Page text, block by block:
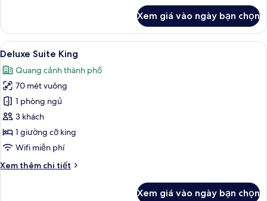
Premier
King
Room
Xem giá vào ngày bạn chọn
Xem
tất
cả
ảnh
Deluxe
Suite
King
Deluxe Suite King | Quang cảnh từ
5
Deluxe Suite King
Quang cảnh thành phố
70 mét vuông
1 phòng ngủ
3 khách
1 giường cỡ king
Wifi miễn phí
Xem thêm chi tiết
Chi
Xem giá vào ngày bạn chọn